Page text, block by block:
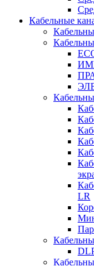
Кабельные
LR